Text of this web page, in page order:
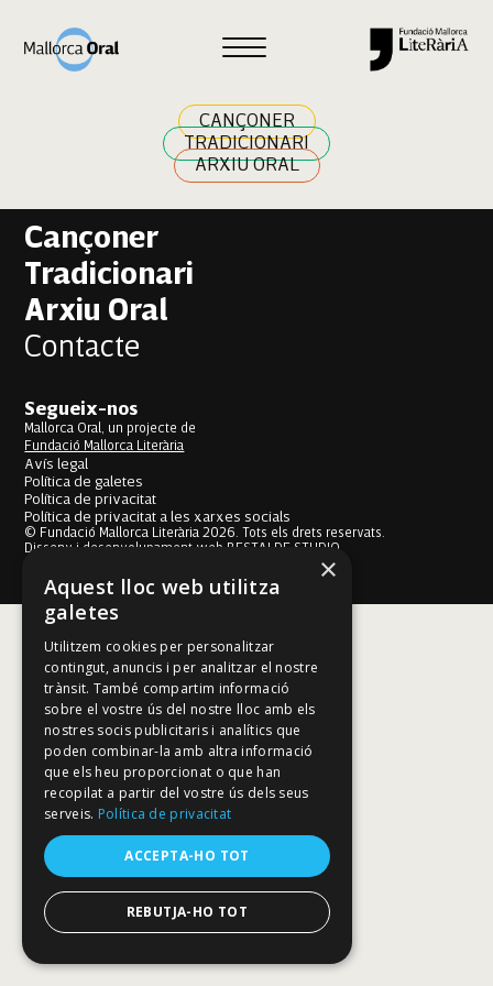
CANÇONER
TRADICIONARI
ARXIU ORAL
Sofia Vives
Navegació
Previous: Mercè Massanet
Ivan Antich Montero
Cançoner
Tradicionari
Arxiu Oral
Contacte
Segueix-nos
Mallorca Oral, un projecte de
Fundació Mallorca Literària
Avís legal
Política de galetes
Política de privacitat
Política de privacitat a les xarxes socials
© Fundació Mallorca Literària 2026. Tots els drets reservats.
Disseny i desenvolupament web BESTALDE STUDIO
×
Aquest lloc web utilitza
galetes
Utilitzem cookies per personalitzar
contingut, anuncis i per analitzar el nostre
trànsit. També compartim informació
sobre el vostre ús del nostre lloc amb els
nostres socis publicitaris i analítics que
poden combinar-la amb altra informació
que els heu proporcionat o que han
recopilat a partir del vostre ús dels seus
serveis. Política de privacitat
ACCEPTA-HO TOT
REBUTJA-HO TOT